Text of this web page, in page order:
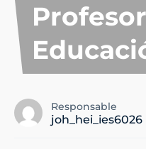
Responsable
joh_hei_ies6026